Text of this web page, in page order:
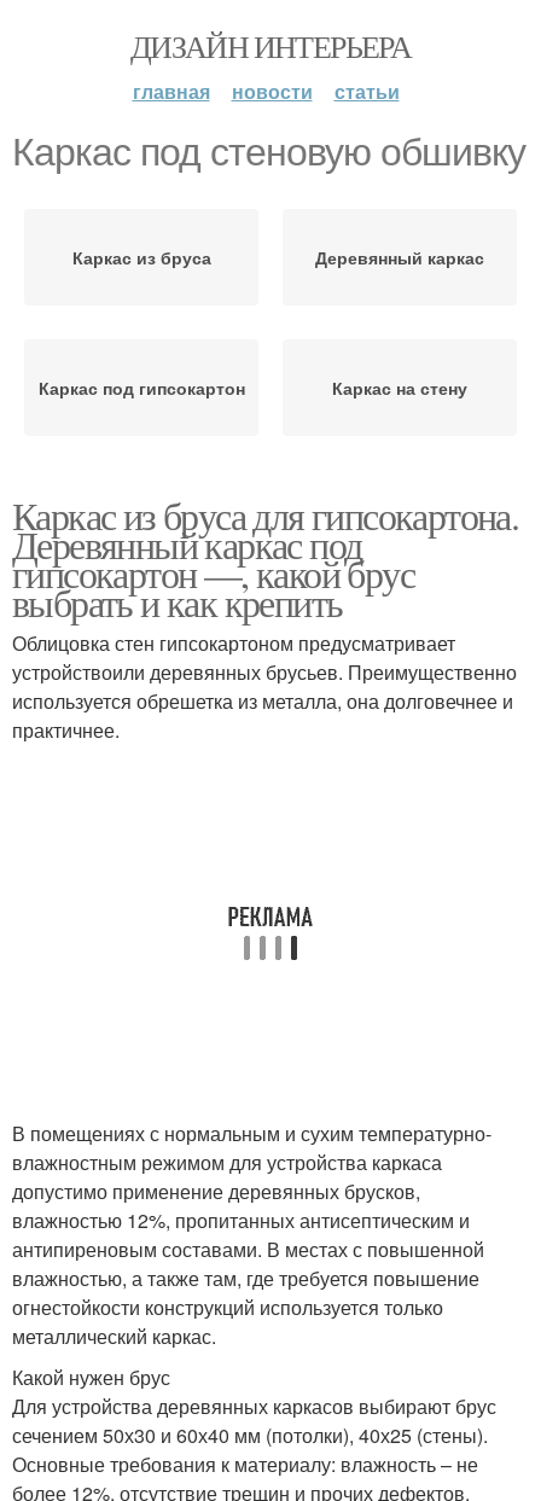
ДИЗАЙН ИНТЕРЬЕРА
главная новости статьи
Каркас под стеновую обшивку
Каркас из бруса Деревянный каркас
Каркас под гипсокартон Каркас на стену
Каркас из бруса для гипсокартона.
Деревянный каркас под
гипсокартон —, какой брус
выбрать и как крепить
Облицовка стен гипсокартоном предусматривает
устройствоили деревянных брусьев. Преимущественно
используется обрешетка из металла, она долговечнее и
практичнее.
В помещениях с нормальным и сухим температурно-
влажностным режимом для устройства каркаса
допустимо применение деревянных брусков,
влажностью 12%, пропитанных антисептическим и
антипиреновым составами. В местах с повышенной
влажностью, а также там, где требуется повышение
огнестойкости конструкций используется только
металлический каркас.
Какой нужен брус
Для устройства деревянных каркасов выбирают брус
сечением 50х30 и 60х40 мм (потолки), 40х25 (стены).
Основные требования к материалу: влажность – не
более 12%, отсутствие трещин и прочих дефектов.